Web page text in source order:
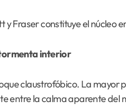
y Fraser constituye el núcleo
interior
claustrofóbico. La mayor
entre la calma aparente del